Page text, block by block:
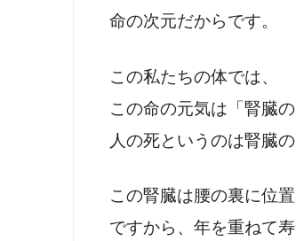
命の次元だからです。
この私たちの体では、
この命の元気は「腎臓
人の死というのは腎臓
この腎臓は腰の裏に位置
ですから、年を重ねて寿